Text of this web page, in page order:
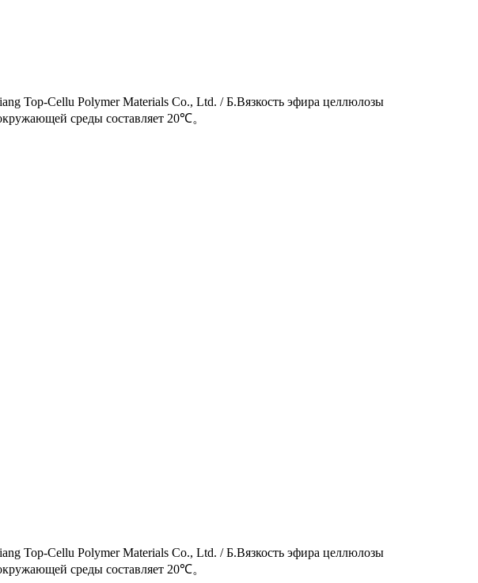
Top-Cellu Polymer Materials Co., Ltd. / Б.Вязкость эфира целлюлозы
среды составляет 20℃。
Top-Cellu Polymer Materials Co., Ltd. / Б.Вязкость эфира целлюлозы
среды составляет 20℃。